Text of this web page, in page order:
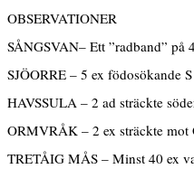
OBSERVATIONER
SÅNGSVAN– Ett ”radband”
SJÖORRE – 5 ex födosökande
HAVSSULA – 2 ad sträckte
ORMVRÅK – 2 ex sträckte mot
TRETÅIG MÅS – Minst 40 ex